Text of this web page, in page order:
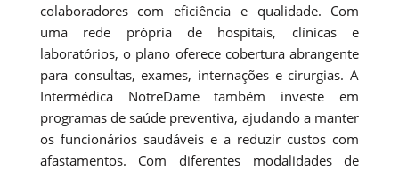
colaboradores com eficiência e qualidade. Com
uma rede própria de hospitais, clínicas e
laboratórios, o plano oferece cobertura abrangente
para consultas, exames, internações e cirurgias. A
Intermédica NotreDame também investe em
programas de saúde preventiva, ajudando a manter
os funcionários saudáveis e a reduzir custos com
afastamentos. Com diferentes modalidades de